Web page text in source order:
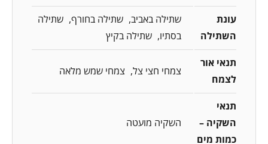
עונת
השתילה
שתילה באביב שתילה בחורף שתילה
בסתיו
שתילה בקיץ
תנאי אור
לצמח
צמחי חצי צל צמחי שמש מלאה
תנאי
השקיה –
כמות מים
השקיה מועטה